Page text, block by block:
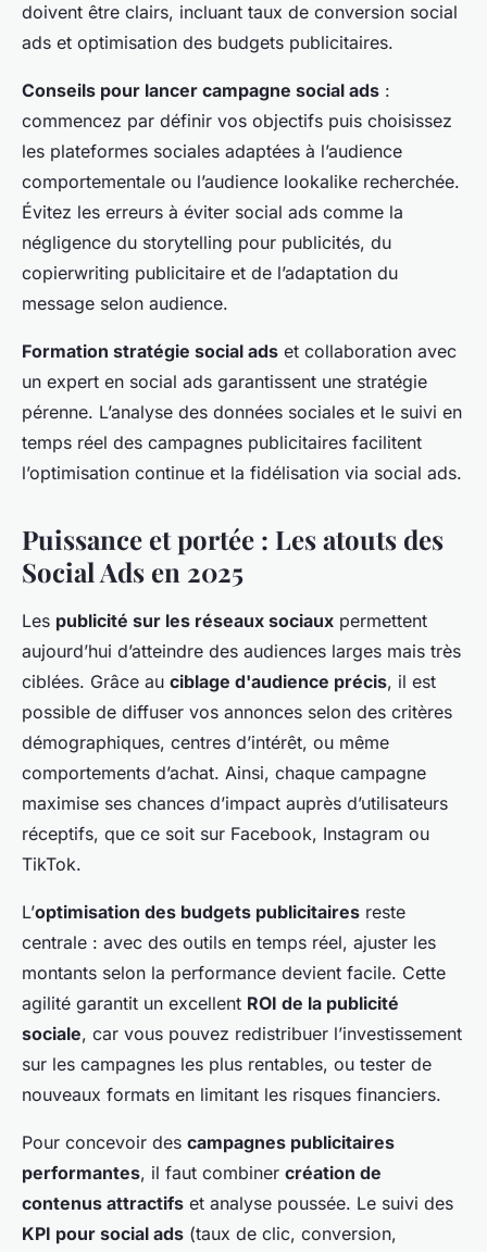
doivent être clairs, incluant taux de conversion social
ads et optimisation des budgets publicitaires.
Conseils pour lancer campagne social ads :
commencez par définir vos objectifs puis choisissez
les plateformes sociales adaptées à l’audience
comportementale ou l’audience lookalike recherchée.
Évitez les erreurs à éviter social ads comme la
négligence du storytelling pour publicités, du
copierwriting publicitaire et de l’adaptation du
message selon audience.
Formation stratégie social ads et collaboration avec
un expert en social ads garantissent une stratégie
pérenne. L’analyse des données sociales et le suivi en
temps réel des campagnes publicitaires facilitent
l’optimisation continue et la fidélisation via social ads.
Puissance et portée : Les atouts des
Social Ads en 2025
Les publicité sur les réseaux sociaux permettent
aujourd’hui d’atteindre des audiences larges mais très
ciblées. Grâce au ciblage d'audience précis, il est
possible de diffuser vos annonces selon des critères
démographiques, centres d’intérêt, ou même
comportements d’achat. Ainsi, chaque campagne
maximise ses chances d’impact auprès d’utilisateurs
réceptifs, que ce soit sur Facebook, Instagram ou
TikTok.
L’optimisation des budgets publicitaires reste
centrale : avec des outils en temps réel, ajuster les
montants selon la performance devient facile. Cette
agilité garantit un excellent ROI de la publicité
sociale, car vous pouvez redistribuer l’investissement
sur les campagnes les plus rentables, ou tester de
nouveaux formats en limitant les risques financiers.
Pour concevoir des campagnes publicitaires
performantes, il faut combiner création de
contenus attractifs et analyse poussée. Le suivi des
KPI pour social ads (taux de clic, conversion,